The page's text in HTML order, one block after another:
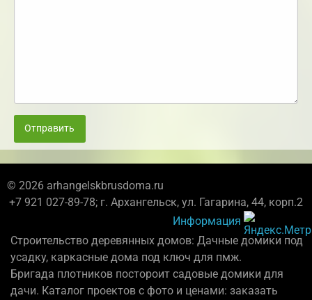
Отправить
© 2026 arhangelskbrusdoma.ru
+7 921 027-89-78; г. Архангельск, ул. Гагарина, 44, корп.2
Информация
Строительство деревянных домов: Дачные домики под
усадку, каркасные дома под ключ для пмж.
Бригада плотников постороит садовые домики для
дачи. Каталог проектов с фото и ценами: заказать